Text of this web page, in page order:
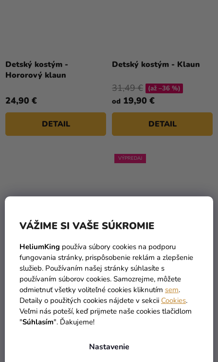
VÁŽIME SI VAŠE SÚKROMIE
HeliumKing používa súbory cookies na podporu
fungovania stránky, prispôsobenie reklám a zlepšenie
služieb. Používaním našej stránky súhlasíte s
používaním súborov cookies. Samozrejme, môžete
odmietnuť všetky voliteľné cookies kliknutím sem.
Detaily o použitých cookies nájdete v sekcii Cookies.
Veľmi nás poteší, keď prijmete naše cookies tlačidlom
"Súhlasím". Ďakujeme!
Nastavenie
Detský kostým -
Hororový klaun
24,90 €
DETAIL
Detský kostým - Klaun
hodnotenie
je
5,0
5
hviezdičiek.
od 19,90 €
31,49 € (až –36 %)
DETAIL
Detský kostým - Klaun
Terror dievča
32,80 €
DETAIL
VÝPREDAJ
Detský kostým - Klaun
Terror chlapec
28,90 €
37,50 € (–22 %)